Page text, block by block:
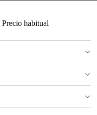
Precio habitual